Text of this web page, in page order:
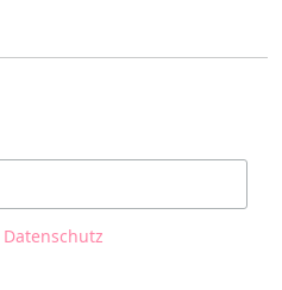
Datenschutz